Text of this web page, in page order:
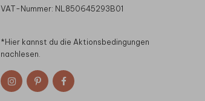
VAT-Nummer: NL850645293B01
*Hier kannst du die Aktionsbedingungen
nachlesen.